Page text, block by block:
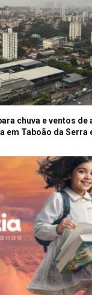
chuva e ventos de
em Taboão da Serra